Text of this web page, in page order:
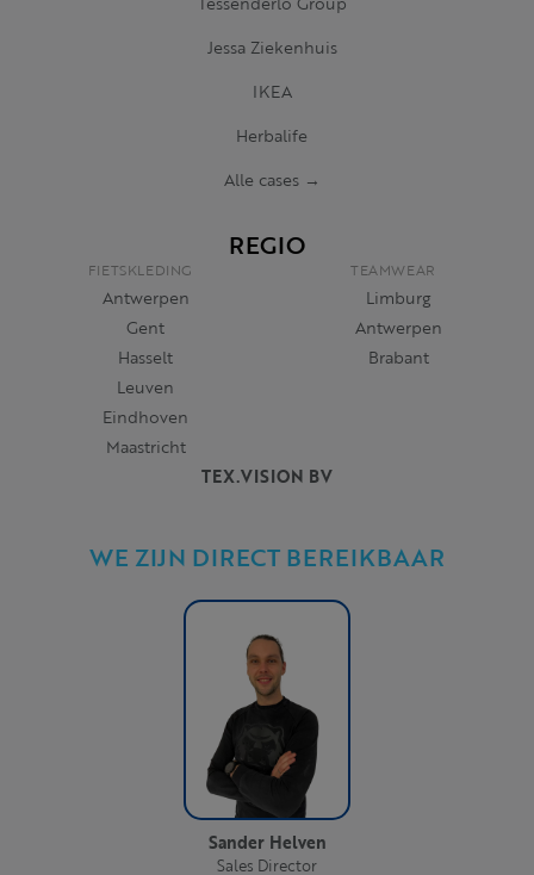
TEX.VISION BV
WE ZIJN DIRECT BEREIKBAAR
Sander Helven
Sales Director
Jessa Ziekenhuis
IKEA
Herbalife
Alle cases →
REGIO
FIETSKLEDING
Antwerpen
Gent
Hasselt
Leuven
Eindhoven
Maastricht
TEAMWEAR
Limburg
Antwerpen
Brabant